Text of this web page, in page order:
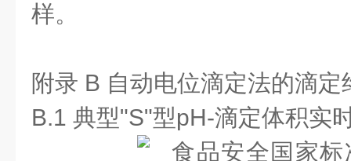
样。
附录 B 自动电位滴定法的滴
B.1 典型"S"型pH-滴定体积实